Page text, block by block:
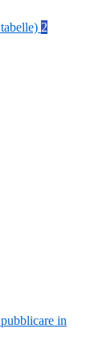
2
in